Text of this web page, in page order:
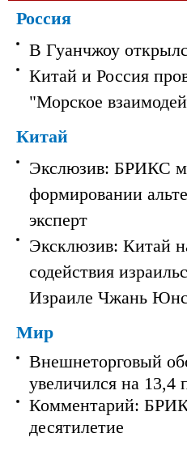
Россия
В Гуанчжоу
Китай и Россия
"Морское
Китай
Экслюзив: БРИКС
формировании
эксперт
Эксклюзив: Китай
содействия
Израиле Чжань
Мир
Внешнеторговый
увеличился на 13,4
Комментарий:
десятилетие